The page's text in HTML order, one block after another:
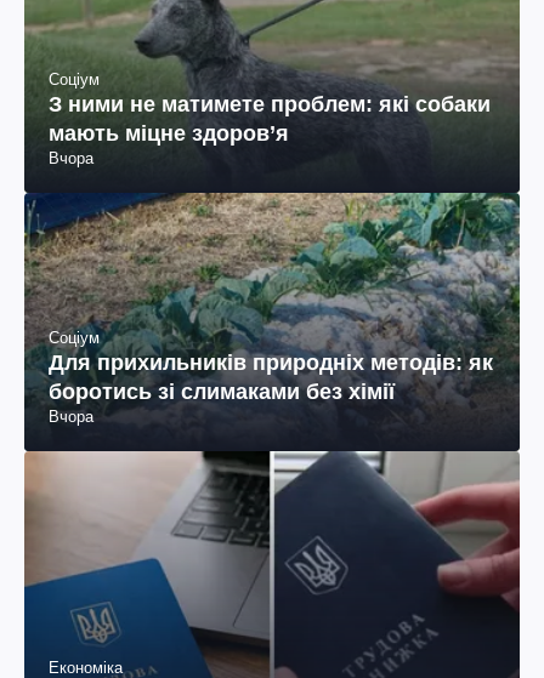
Соціум
З ними не матимете проблем: які собаки
мають міцне здоров’я
Вчора
Соціум
Для прихильників природніх методів: як
боротись зі слимаками без хімії
Вчора
Економіка